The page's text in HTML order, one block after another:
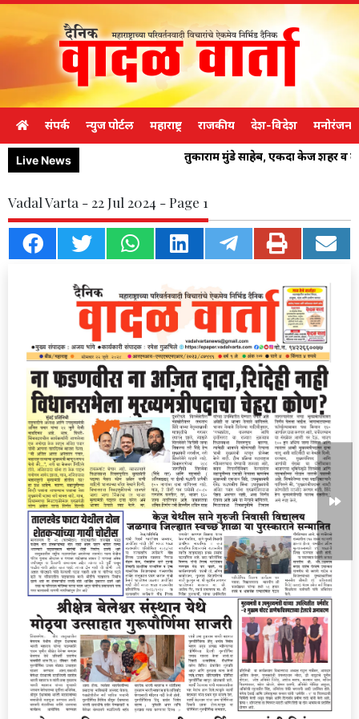
संपर्क न्युज पोर्टल महाराष्ट्र राजकीय देश-विदेश मनोरंजन
Live News तुकाराम मुंडे साहेब, एकदा केज शहर व
Vadal Varta - 22 Jul 2024 - Page 1